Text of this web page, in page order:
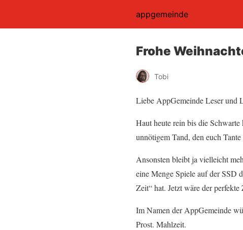
appgemeinde
Frohe
Tobi
Liebe AppGemeinde Leser und
Haut heute rein bis die
unnötigem Tand, den euch
Ansonsten bleibt ja vielleicht
eine Menge Spiele auf der SSD
Zeit“ hat. Jetzt wäre der
Im Namen der AppGemeinde
Prost. Mahlzeit.